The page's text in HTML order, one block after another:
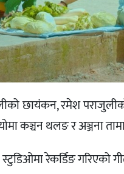
छायंकन, रमेश
कञ्चन थलङ र अञ्जना
रेकर्डिङ गरिएको